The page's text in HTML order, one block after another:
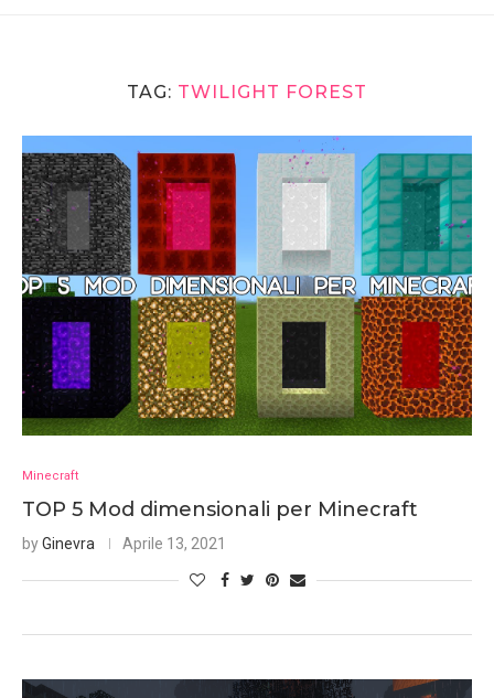
TAG: TWILIGHT FOREST
Minecraft
TOP 5 Mod dimensionali per Minecraft
byGinevra Aprile 13, 2021